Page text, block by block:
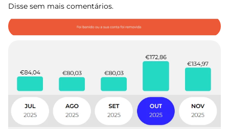
Disse sem mais comentários.